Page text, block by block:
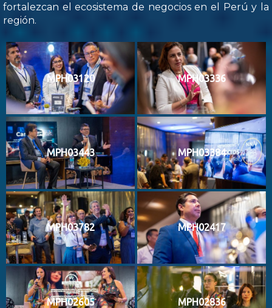
fortalezcan el ecosistema de negocios en el Perú y la
región.
MPH03120 MPH03336
MPH03443 MPH03384
MPH03782 MPH02417
MPH02605 MPH02836